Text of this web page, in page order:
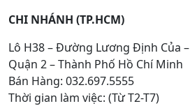
CHI NHÁNH (TP.HCM)
Lô H38 – Đường Lương Định Của
Quận 2 – Thành Phố Hồ Chí Minh
Bán Hàng: 032.697.5555
Thời gian làm việc: (Từ T2-T7)